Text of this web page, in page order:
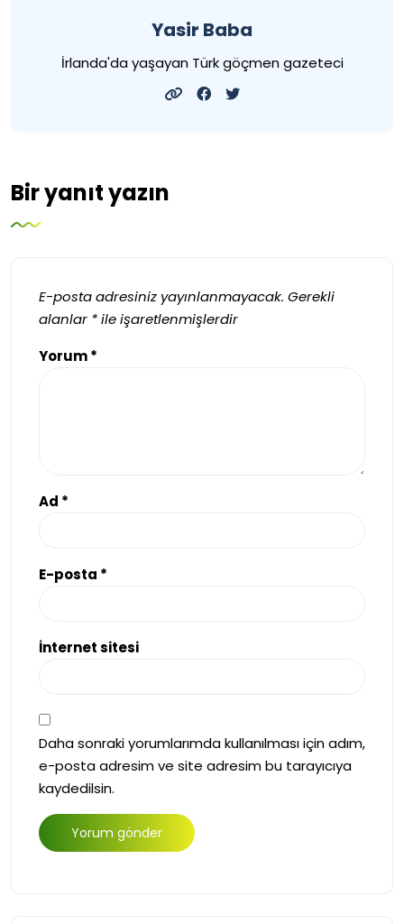
Yasir Baba
İrlanda'da yaşayan Türk göçmen gazeteci
Bir yanıt yazın
E-posta adresiniz yayınlanmayacak. Gerekli
alanlar *ile işaretlenmişlerdir
Yorum*
Ad *
E-posta *
İnternet sitesi
Daha sonraki yorumlarımda kullanılması için adım,
e-posta adresim ve site adresim bu tarayıcıya
kaydedilsin.